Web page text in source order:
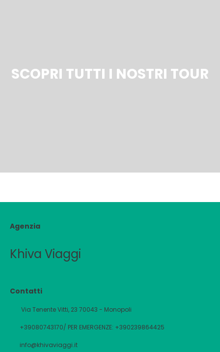
SCOPRI TUTTI I NOSTRI TOUR
Agenzia
Khiva Viaggi
Contatti
Via Tenente Vitti, 23 70043 - Monopoli
+39080743170/ PER EMERGENZE: +390239864425
info@khivaviaggi.it